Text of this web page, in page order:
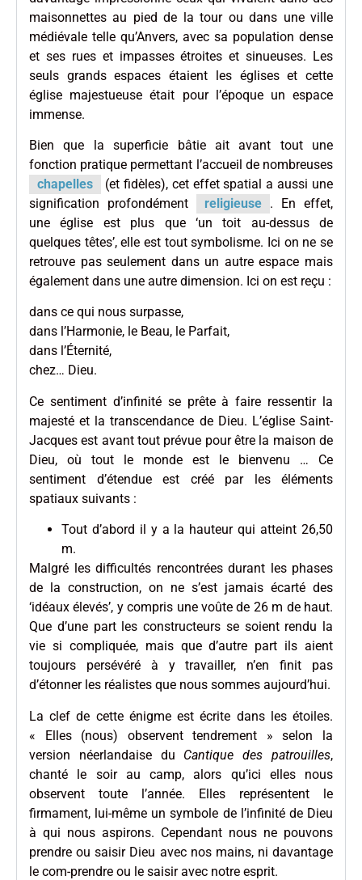
maisonnettes au pied de la tour ou dans une ville
médiévale telle qu’Anvers, avec sa population dense
et ses rues et impasses étroites et sinueuses. Les
seuls grands espaces étaient les églises et cette
église majestueuse était pour l’époque un espace
immense.
Bien que la superficie bâtie ait avant tout une
fonction pratique permettant l’accueil de nombreuses
chapelles
(et fidèles), cet effet spatial a aussi une
signification profondément
religieuse . En effet,
une église est plus que ‘un toit au-dessus de
quelques têtes’, elle est tout symbolisme. Ici on ne se
retrouve pas seulement dans un autre espace mais
également dans une autre dimension. Ici on est reçu :
dans ce qui nous surpasse,
dans l’Harmonie, le Beau, le Parfait,
dans l’Éternité,
chez… Dieu.
Ce sentiment d’infinité se prête à faire ressentir la
majesté et la transcendance de Dieu. L’église Saint-
Jacques est avant tout prévue pour être la maison de
Dieu, où tout le monde est le bienvenu … Ce
sentiment d’étendue est créé par les éléments
spatiaux suivants :
Tout d’abord il y a la hauteur qui atteint 26,50
m.
Malgré les difficultés rencontrées durant les phases
de la construction, on ne s’est jamais écarté des
‘idéaux élevés’, y compris une voûte de 26 m de haut.
Que d’une part les constructeurs se soient rendu la
vie si compliquée, mais que d’autre part ils aient
toujours persévéré à y travailler, n’en finit pas
d’étonner les réalistes que nous sommes aujourd’hui.
La clef de cette énigme est écrite dans les étoiles.
« Elles (nous) observent tendrement » selon la
version néerlandaise du Cantique des patrouilles,
chanté le soir au camp, alors qu’ici elles nous
observent toute l’année. Elles représentent le
firmament, lui-même un symbole de l’infinité de Dieu
à qui nous aspirons. Cependant nous ne pouvons
prendre ou saisir Dieu avec nos mains, ni davantage
le com-prendre ou le saisir avec notre esprit.